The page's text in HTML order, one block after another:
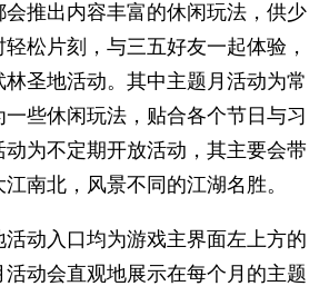
会推出内容丰富的休闲玩法，供少
松片刻，与三五好友一起体验，
圣地活动。其中主题月活动为常
些休闲玩法，贴合各个节日与习
为不定期开放活动，其主要会带
南北，风景不同的江湖名胜。
动入口均为游戏主界面左上方的
动会直观地展示在每个月的主题